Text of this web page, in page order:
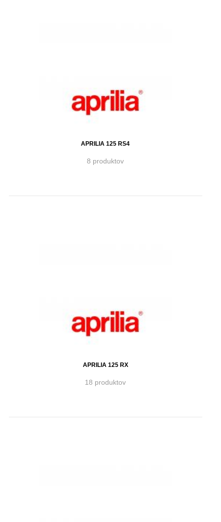
APRILIA 125 RS4
8 produktov
APRILIA 125 RX
18 produktov